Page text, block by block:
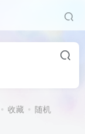
收藏 随机